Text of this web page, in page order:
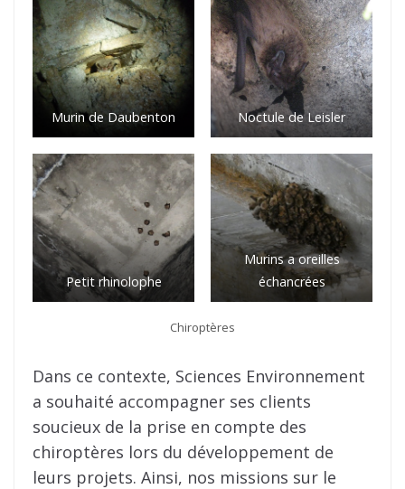
Murin de Daubenton Noctule de Leisler
Petit rhinolophe
Murins a oreilles
échancrées
Chiroptères
Dans ce contexte, Sciences Environnement
a souhaité accompagner ses clients
soucieux de la prise en compte des
chiroptères lors du développement de
leurs projets. Ainsi, nos missions sur le